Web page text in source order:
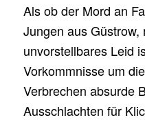
Als ob der Mord an
Jungen aus
unvorstellbares Leid
Vorkommnisse um
Verbrechen absurde
Ausschlachten für